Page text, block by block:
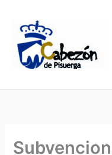
contenido